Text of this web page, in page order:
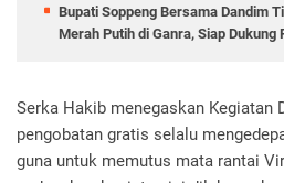
Bupati Soppeng Bersama Dandim
Merah Putih di Ganra, Siap Dukung
Serka Hakib menegaskan Kegiatan
pengobatan gratis selalu
guna untuk memutus mata rantai